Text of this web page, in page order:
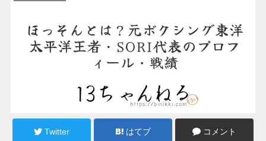
Twitter はてブ コメント